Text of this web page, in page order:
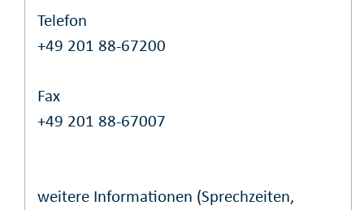
Telefon
+49 201 88-67200
Fax
+49 201 88-67007
weitere Informationen (Sprechzeiten,